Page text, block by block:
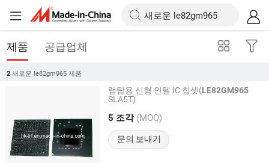
제품 공급업체
2 새로운 le82gm965 제품
랩탑용 신형 인텔 IC 칩셋(LE82GM965
SLA5T)
5 조각 (MOQ)
문의 보내기
Shenzhen LRF Technology Ltd.
Guangdong, China